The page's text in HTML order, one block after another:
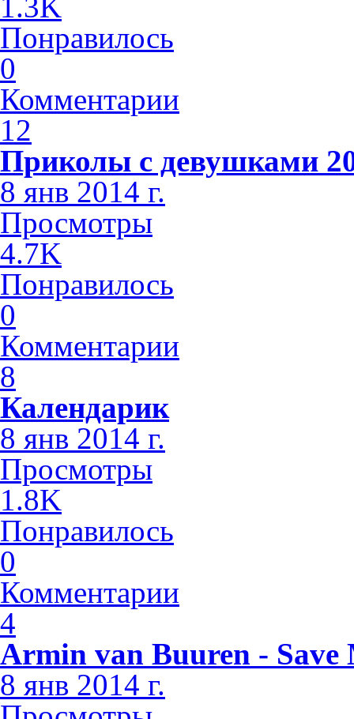
Понравилось
0
Комментарии
12
Приколы с девушками
8 янв 2014 г.
Просмотры
4.7K
Понравилось
0
Комментарии
8
Календарик
8 янв 2014 г.
Просмотры
1.8K
Понравилось
0
Комментарии
4
Armin van Buuren -
8 янв 2014 г.